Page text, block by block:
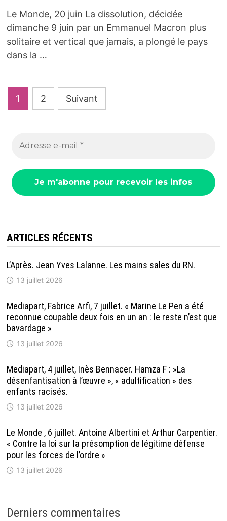
Le Monde, 20 juin La dissolution, décidée
dimanche 9 juin par un Emmanuel Macron plus
solitaire et vertical que jamais, a plongé le pays
dans la …
Pagination
des
1 2 Suivant
ARTICLES RÉCENTS
L’Après. Jean Yves Lalanne. Les mains sales du RN.
13 juillet 2026
Mediapart, Fabrice Arfi, 7 juillet. « Marine Le Pen a été
reconnue coupable deux fois en un an : le reste n’est que
bavardage »
13 juillet 2026
Mediapart, 4 juillet, Inès Bennacer. Hamza F : »La
désenfantisation à l’œuvre », « adultification » des
enfants racisés.
13 juillet 2026
Le Monde , 6 juillet. Antoine Albertini et Arthur Carpentier.
« Contre la loi sur la présomption de légitime défense
pour les forces de l’ordre »
13 juillet 2026
Derniers commentaires